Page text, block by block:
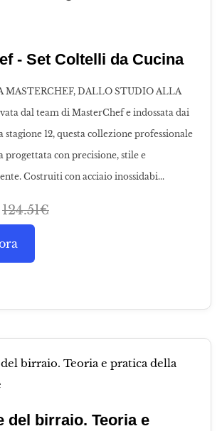
- Set Coltelli da Cucina
MASTERCHEF, DALLO STUDIO ALLA
dal team di MasterChef e indossata dai
12, questa collezione professionale
progettata con precisione, stile e
Costruiti con acciaio inossidabi...
124.51€
del birraio. Teoria e